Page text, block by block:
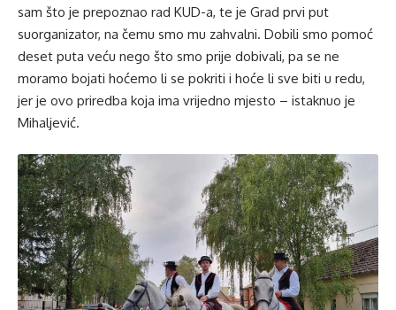
sam što je prepoznao rad KUD-a, te je Grad prvi put
suorganizator, na čemu smo mu zahvalni. Dobili smo pomoć
deset puta veću nego što smo prije dobivali, pa se ne
moramo bojati hoćemo li se pokriti i hoće li sve biti u redu,
jer je ovo priredba koja ima vrijedno mjesto – istaknuo je
Mihaljević.